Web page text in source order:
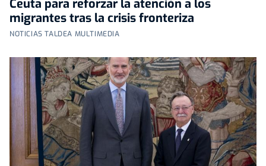
Ceuta para reforzar la atención a los
migrantes tras la crisis fronteriza
NOTICIAS TALDEA MULTIMEDIA